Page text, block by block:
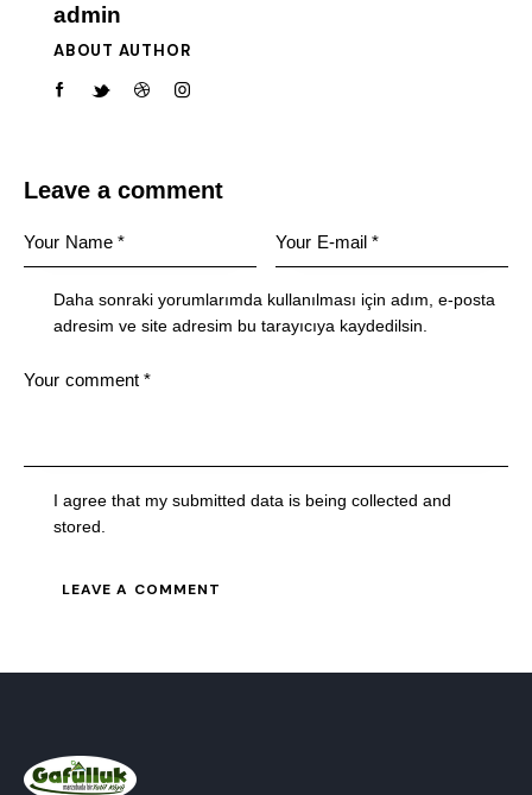
admin
ABOUT AUTHOR
Leave a comment
Daha sonraki yorumlarımda kullanılması için adım, e-posta
adresim ve site adresim bu tarayıcıya kaydedilsin.
I agree that my submitted data is being collected and
stored.